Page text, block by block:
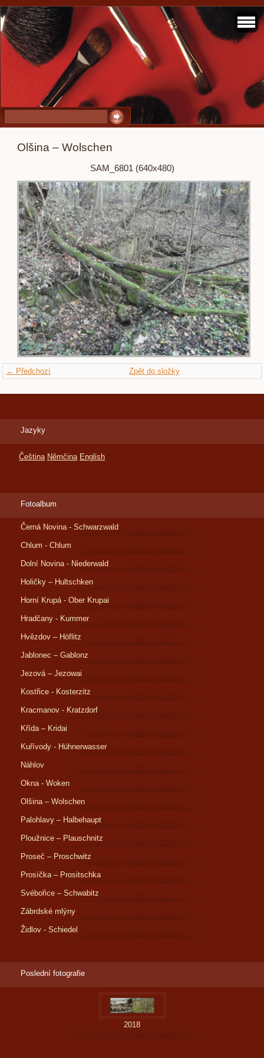
Olšina – Wolschen
SAM_6801 (640x480)
← Předchozí Zpět do složky
Jazyky
Čeština Němčina English
Fotoalbum
Černá Novina - Schwarzwald
Chlum - Chlum
Dolní Novina - Niederwald
Holičky – Hultschken
Horní Krupá - Ober Krupai
Hradčany - Kummer
Hvězdov – Höflitz
Jablonec – Gablonz
Jezová – Jezowai
Kostřice - Kosterzitz
Kracmanov - Kratzdorf
Křída – Kridai
Kuřívody - Hühnerwasser
Náhlov
Okna - Woken
Olšina – Wolschen
Palohlavy – Halbehaupt
Ploužnice – Plauschnitz
Proseč – Proschwitz
Prosíčka – Prositschka
Svébořice – Schwabitz
Zábrdské mlýny
Židlov - Schiedel
Poslední fotografie
2018